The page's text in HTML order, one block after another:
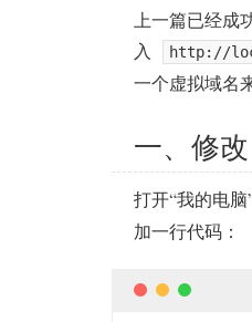
上一篇已经成
入
http://
一个虚拟域名
一、修
打开“我的电脑
加一行代码：